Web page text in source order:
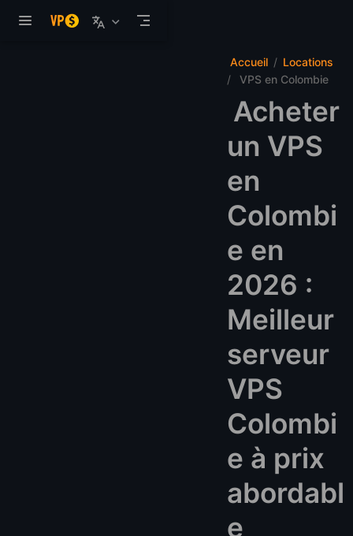
Accueil
Locations
VPS en Colombie
Acheter
un VPS
en
Colombi
e en
2026 :
Meilleur
serveur
VPS
Colombi
e à prix
abordabl
e